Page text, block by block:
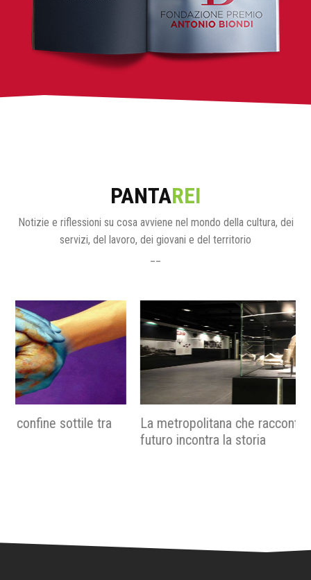
PANTAREI
Notizie e riflessioni su cosa avviene nel mondo della cultura, dei
servizi, del lavoro, dei giovani e del territorio
La metropolitana che racconta Roma, quando il
futuro incontra la storia